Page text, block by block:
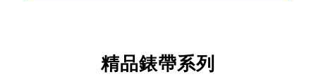
精品錶帶系列